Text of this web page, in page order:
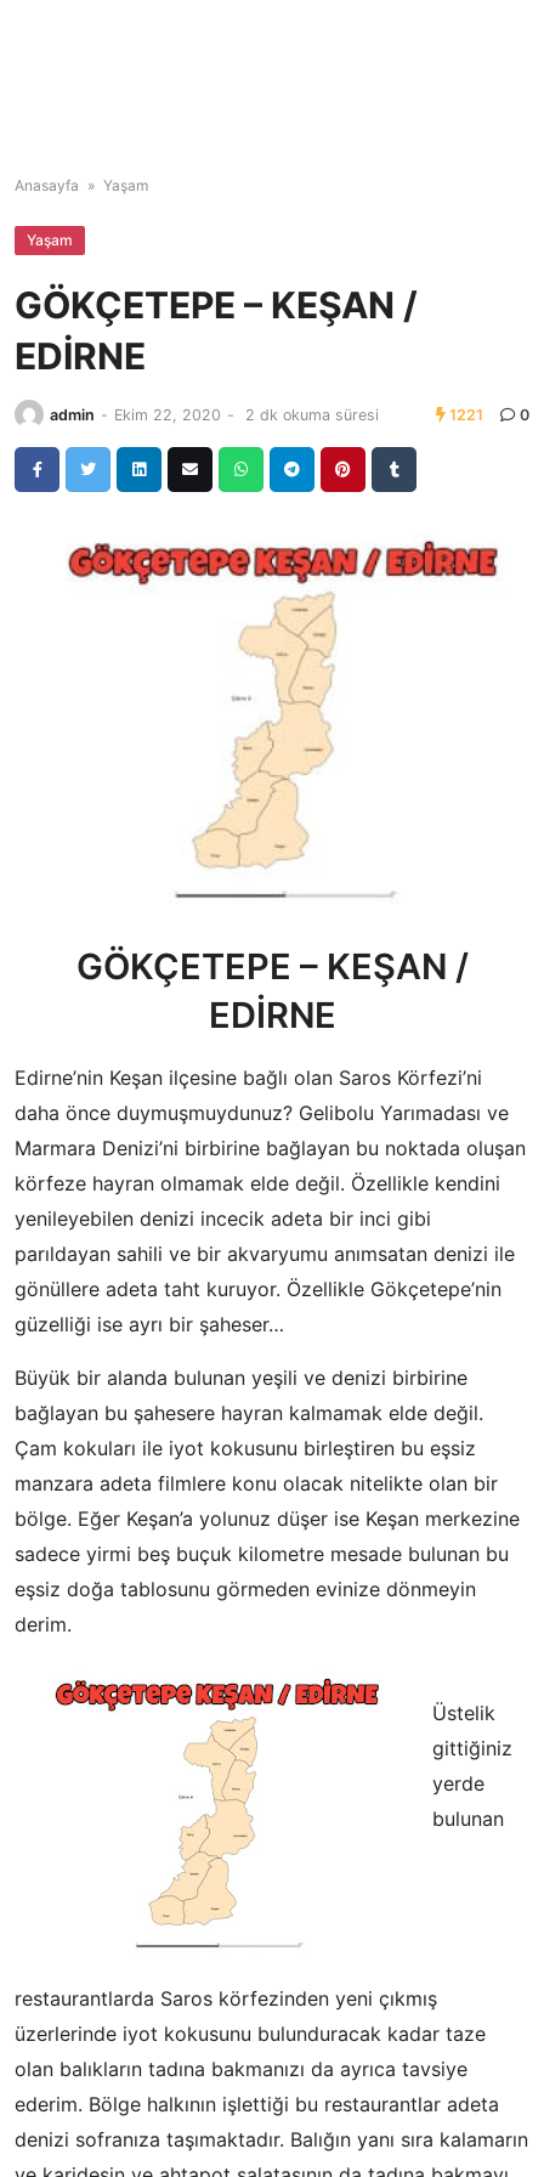
Anasayfa » Yaşam
Yaşam
GÖKÇETEPE – KEŞAN /
EDİRNE
admin - Ekim 22, 2020 - 2 dk okuma süresi 1221 0
GÖKÇETEPE – KEŞAN /
EDİRNE
Edirne’nin Keşan ilçesine bağlı olan Saros Körfezi’ni
daha önce duymuşmuydunuz? Gelibolu Yarımadası ve
Marmara Denizi’ni birbirine bağlayan bu noktada oluşan
körfeze hayran olmamak elde değil. Özellikle kendini
yenileyebilen denizi incecik adeta bir inci gibi
parıldayan sahili ve bir akvaryumu anımsatan denizi ile
gönüllere adeta taht kuruyor. Özellikle Gökçetepe’nin
güzelliği ise ayrı bir şaheser…
Büyük bir alanda bulunan yeşili ve denizi birbirine
bağlayan bu şahesere hayran kalmamak elde değil.
Çam kokuları ile iyot kokusunu birleştiren bu eşsiz
manzara adeta filmlere konu olacak nitelikte olan bir
bölge. Eğer Keşan’a yolunuz düşer ise Keşan merkezine
sadece yirmi beş buçuk kilometre mesade bulunan bu
eşsiz doğa tablosunu görmeden evinize dönmeyin
derim.
Üstelik
gittiğiniz
yerde
bulunan
restaurantlarda Saros körfezinden yeni çıkmış
üzerlerinde iyot kokusunu bulunduracak kadar taze
olan balıkların tadına bakmanızı da ayrıca tavsiye
ederim. Bölge halkının işlettiği bu restaurantlar adeta
denizi sofranıza taşımaktadır. Balığın yanı sıra kalamarın